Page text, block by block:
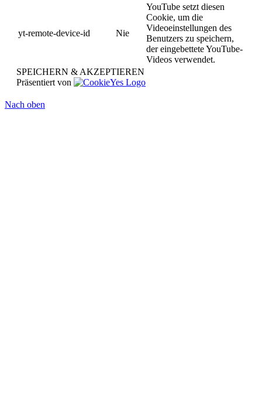
yt-remote-device-id Nie
YouTube setzt diesen
Cookie, um die
Videoeinstellungen des
Benutzers zu speichern,
der eingebettete YouTube-
Videos verwendet.
SPEICHERN & AKZEPTIEREN
Präsentiert von
Nach oben